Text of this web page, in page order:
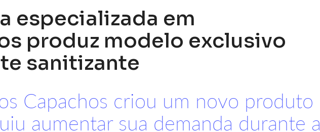
especializada em
produz modelo exclusivo
sanitizante
Capachos criou um novo produto
aumentar sua demanda durante a